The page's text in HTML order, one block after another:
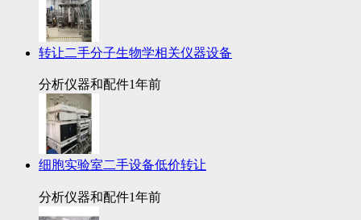
转让二手分子生物学相关仪器设备
分析仪器和配件1年前
细胞实验室二手设备低价转让
分析仪器和配件1年前